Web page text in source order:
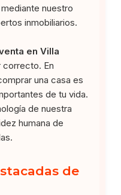
nuestro
inmobiliarios.
en Villa
correcto. En
una casa es
de tu vida.
de nuestra
humana de
de